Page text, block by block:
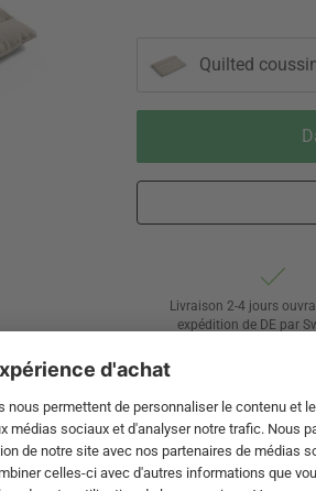
Quilted
Livraison 2-4 jours
expédition de DE par